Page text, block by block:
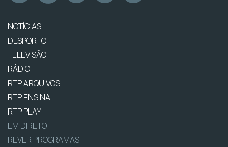
NOTÍCIAS
DESPORTO
TELEVISÃO
RÁDIO
RTP ARQUIVOS
RTP ENSINA
RTP PLAY
EM DIRETO
REVER PROGRAMAS